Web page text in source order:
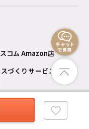
コム Amazon店
づくりサービス オフィ
コム 見積り比較 Pro